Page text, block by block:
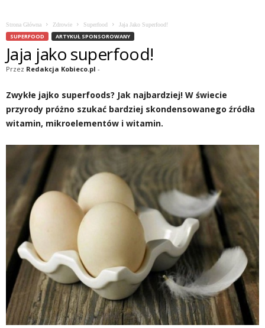
Strona Główna Zdrowie Superfood Jaja Jako Superfood!
SUPERFOOD ARTYKUŁ SPONSOROWANY
Jaja jako superfood!
Przez Redakcja Kobieco.pl -
Zwykłe jajko superfoods? Jak najbardziej! W świecie
przyrody próżno szukać bardziej skondensowanego źródła
witamin, mikroelementów i witamin.